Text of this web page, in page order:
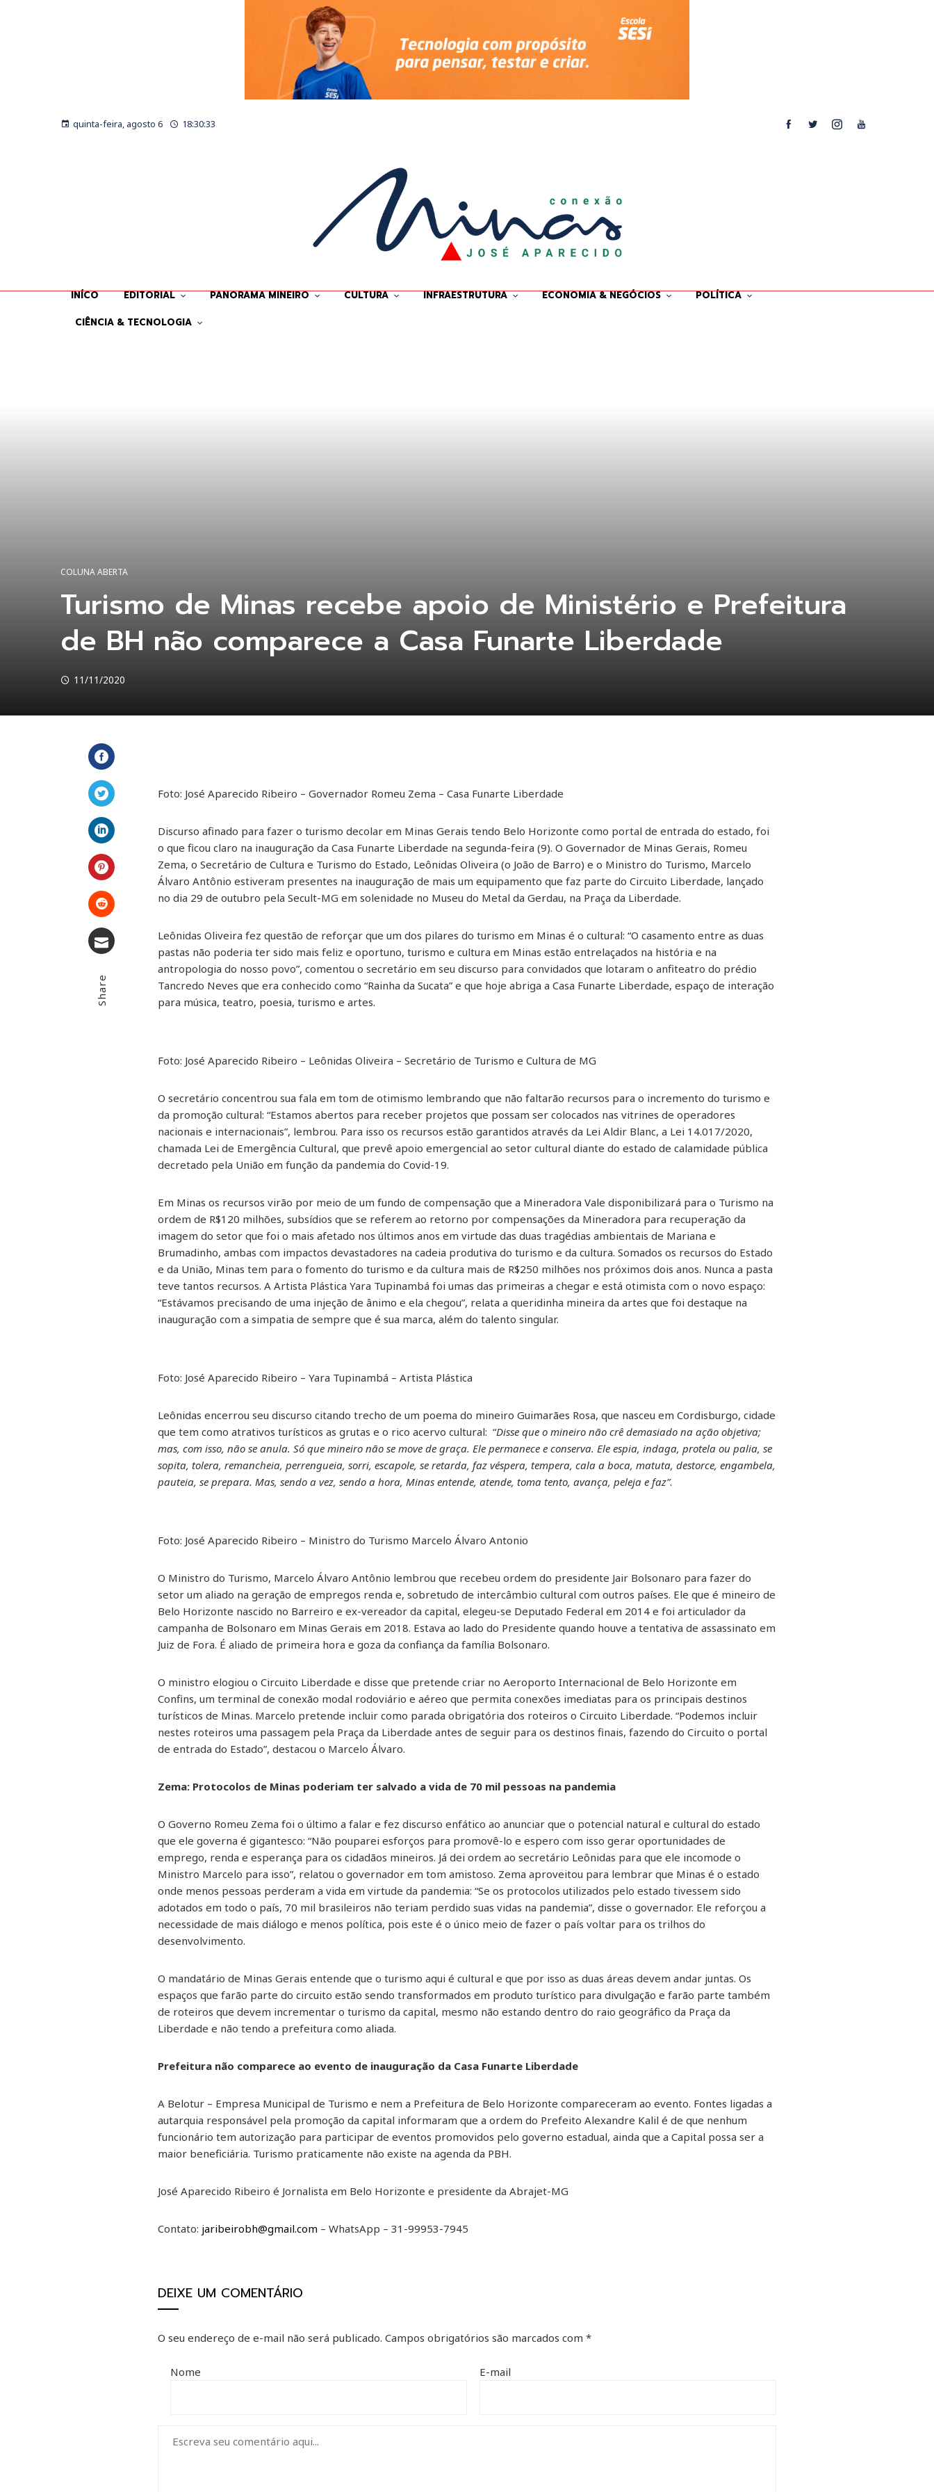
quinta-feira, agosto 6 18:30:34
INÍCO EDITORIAL PANORAMA MINEIRO CULTURA INFRAESTRUTURA ECONOMIA & NEGÓCIOS POLÍTICA
CIÊNCIA & TECNOLOGIA
COLUNA ABERTA
Turismo de Minas recebe apoio de Ministério e Prefeitura
de BH não comparece a Casa Funarte Liberdade
11/11/2020
Facebook
Twitter
LinkedIn
Pinterest
Stumbleupon
Share
Foto: José Aparecido Ribeiro – Governador Romeu Zema – Casa Funarte Liberdade
Discurso afinado para fazer o turismo decolar em Minas Gerais tendo Belo Horizonte como portal de entrada do estado, foi
o que ficou claro na inauguração da Casa Funarte Liberdade na segunda-feira (9). O Governador de Minas Gerais, Romeu
Zema, o Secretário de Cultura e Turismo do Estado, Leônidas Oliveira (o João de Barro) e o Ministro do Turismo, Marcelo
Álvaro Antônio estiveram presentes na inauguração de mais um equipamento que faz parte do Circuito Liberdade, lançado
no dia 29 de outubro pela Secult-MG em solenidade no Museu do Metal da Gerdau, na Praça da Liberdade.
Leônidas Oliveira fez questão de reforçar que um dos pilares do turismo em Minas é o cultural: “O casamento entre as duas
pastas não poderia ter sido mais feliz e oportuno, turismo e cultura em Minas estão entrelaçados na história e na
antropologia do nosso povo”, comentou o secretário em seu discurso para convidados que lotaram o anfiteatro do prédio
Tancredo Neves que era conhecido como “Rainha da Sucata” e que hoje abriga a Casa Funarte Liberdade, espaço de interação
para música, teatro, poesia, turismo e artes.
Foto: José Aparecido Ribeiro – Leônidas Oliveira – Secretário de Turismo e Cultura de MG
O secretário concentrou sua fala em tom de otimismo lembrando que não faltarão recursos para o incremento do turismo e
da promoção cultural: “Estamos abertos para receber projetos que possam ser colocados nas vitrines de operadores
nacionais e internacionais”, lembrou. Para isso os recursos estão garantidos através da Lei Aldir Blanc, a Lei 14.017/2020,
chamada Lei de Emergência Cultural, que prevê apoio emergencial ao setor cultural diante do estado de calamidade pública
decretado pela União em função da pandemia do Covid-19.
Em Minas os recursos virão por meio de um fundo de compensação que a Mineradora Vale disponibilizará para o Turismo na
ordem de R$120 milhões, subsídios que se referem ao retorno por compensações da Mineradora para recuperação da
imagem do setor que foi o mais afetado nos últimos anos em virtude das duas tragédias ambientais de Mariana e
Brumadinho, ambas com impactos devastadores na cadeia produtiva do turismo e da cultura. Somados os recursos do Estado
e da União, Minas tem para o fomento do turismo e da cultura mais de R$250 milhões nos próximos dois anos. Nunca a pasta
teve tantos recursos. A Artista Plástica Yara Tupinambá foi umas das primeiras a chegar e está otimista com o novo espaço:
“Estávamos precisando de uma injeção de ânimo e ela chegou”, relata a queridinha mineira da artes que foi destaque na
inauguração com a simpatia de sempre que é sua marca, além do talento singular.
Foto: José Aparecido Ribeiro – Yara Tupinambá – Artista Plástica
Leônidas encerrou seu discurso citando trecho de um poema do mineiro Guimarães Rosa, que nasceu em Cordisburgo, cidade
que tem como atrativos turísticos as grutas e o rico acervo cultural: “Disse que o mineiro não crê demasiado na ação objetiva;
mas, com isso, não se anula. Só que mi­neiro não se move de graça. Ele per­­manece e conserva. Ele espia, indaga, protela ou palia, se
sopita, tolera, remancheia, perrengueia, sorri, escapole, se retarda, faz véspera, tempera, cala a boca, matuta, destorce, engambela,
pauteia, se prepara. Mas, sendo a vez, sendo a hora, Minas entende, atende, toma tento, avança, peleja e faz”.
Foto: José Aparecido Ribeiro – Ministro do Turismo Marcelo Álvaro Antonio
O Ministro do Turismo, Marcelo Álvaro Antônio lembrou que recebeu ordem do presidente Jair Bolsonaro para fazer do
setor um aliado na geração de empregos renda e, sobretudo de intercâmbio cultural com outros países. Ele que é mineiro de
Belo Horizonte nascido no Barreiro e ex-vereador da capital, elegeu-se Deputado Federal em 2014 e foi articulador da
campanha de Bolsonaro em Minas Gerais em 2018. Estava ao lado do Presidente quando houve a tentativa de assassinato em
Juiz de Fora. É aliado de primeira hora e goza da confiança da família Bolsonaro.
O ministro elogiou o Circuito Liberdade e disse que pretende criar no Aeroporto Internacional de Belo Horizonte em
Confins, um terminal de conexão modal rodoviário e aéreo que permita conexões imediatas para os principais destinos
turísticos de Minas. Marcelo pretende incluir como parada obrigatória dos roteiros o Circuito Liberdade. “Podemos incluir
nestes roteiros uma passagem pela Praça da Liberdade antes de seguir para os destinos finais, fazendo do Circuito o portal
de entrada do Estado”, destacou o Marcelo Álvaro.
Zema: Protocolos de Minas poderiam ter salvado a vida de 70 mil pessoas na pandemia
O Governo Romeu Zema foi o último a falar e fez discurso enfático ao anunciar que o potencial natural e cultural do estado
que ele governa é gigantesco: “Não pouparei esforços para promovê-lo e espero com isso gerar oportunidades de
emprego, renda e esperança para os cidadãos mineiros. Já dei ordem ao secretário Leônidas para que ele incomode o
Ministro Marcelo para isso”, relatou o governador em tom amistoso. Zema aproveitou para lembrar que Minas é o estado
onde menos pessoas perderam a vida em virtude da pandemia: “Se os protocolos utilizados pelo estado tivessem sido
adotados em todo o país, 70 mil brasileiros não teriam perdido suas vidas na pandemia”, disse o governador. Ele reforçou a
necessidade de mais diálogo e menos política, pois este é o único meio de fazer o país voltar para os trilhos do
desenvolvimento.
O mandatário de Minas Gerais entende que o turismo aqui é cultural e que por isso as duas áreas devem andar juntas. Os
espaços que farão parte do circuito estão sendo transformados em produto turístico para divulgação e farão parte também
de roteiros que devem incrementar o turismo da capital, mesmo não estando dentro do raio geográfico da Praça da
Liberdade e não tendo a prefeitura como aliada.
Prefeitura não comparece ao evento de inauguração da Casa Funarte Liberdade
A Belotur – Empresa Municipal de Turismo e nem a Prefeitura de Belo Horizonte compareceram ao evento. Fontes ligadas a
autarquia responsável pela promoção da capital informaram que a ordem do Prefeito Alexandre Kalil é de que nenhum
funcionário tem autorização para participar de eventos promovidos pelo governo estadual, ainda que a Capital possa ser a
maior beneficiária. Turismo praticamente não existe na agenda da PBH.
José Aparecido Ribeiro é Jornalista em Belo Horizonte e presidente da Abrajet-MG
Contato: jaribeirobh@gmail.com – WhatsApp – 31-99953-7945
DEIXE UM COMENTÁRIO
O seu endereço de e-mail não será publicado. Campos obrigatórios são marcados com*
Nome E-mail